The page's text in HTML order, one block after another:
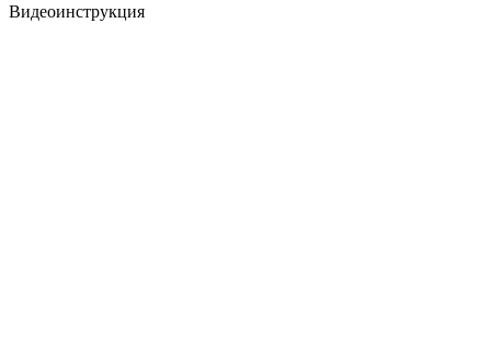
Видеоинструкция